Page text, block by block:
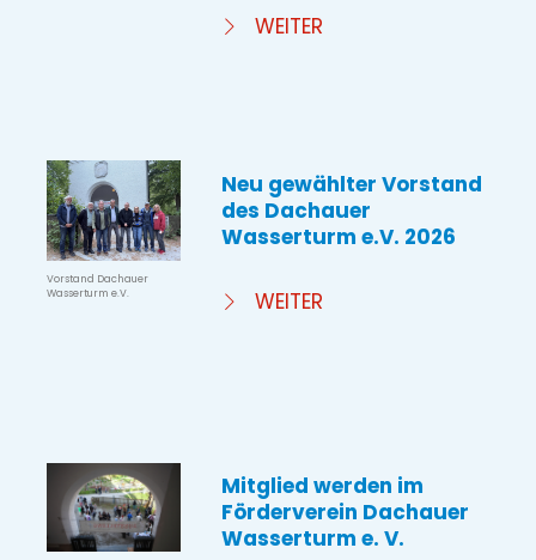
WEITER
Vorstand Dachauer
Wasserturm e.V.
Neu gewählter Vorstand
des Dachauer
Wasserturm e.V. 2026
WEITER
Mitglied werden im
Förderverein Dachauer
Wasserturm e. V.